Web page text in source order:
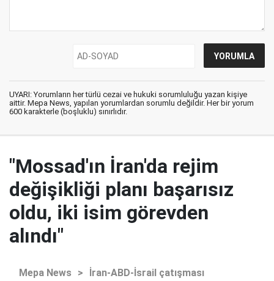
UYARI: Yorumların her türlü cezai ve hukuki sorumluluğu yazan kişiye
aittir. Mepa News, yapılan yorumlardan sorumlu değildir. Her bir yorum
600 karakterle (boşluklu) sınırlıdır.
"Mossad'ın İran'da rejim
değişikliği planı başarısız
oldu, iki isim görevden
alındı"
Mepa News > İran-ABD-İsrail çatışması